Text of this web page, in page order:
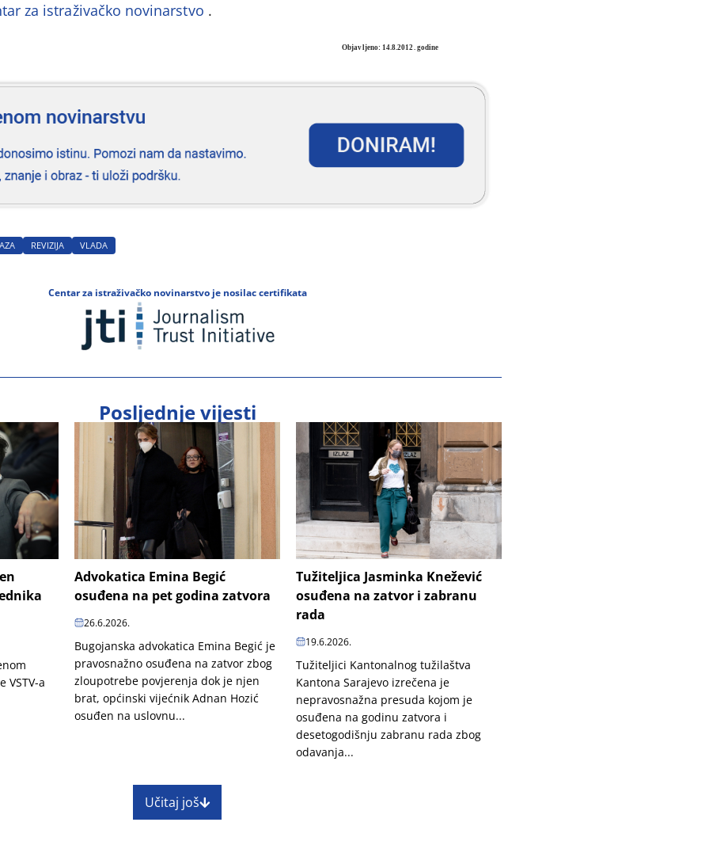
za istraživačko novinarstvo .
Objavljeno: 14.8.2012. godine
REVIZIJA VLADA
Centar za istraživačko novinarstvo je nosilac certifikata
Posljednje vijesti
VSTV-a
Advokatica Emina Begić
osuđena na pet godina zatvora
26.6.2026.
Bugojanska advokatica Emina Begić je
pravosnažno osuđena na zatvor zbog
zloupotrebe povjerenja dok je njen
brat, općinski vijećnik Adnan Hozić
osuđen na uslovnu...
Tužiteljica Jasminka Knežević
osuđena na zatvor i zabranu
rada
19.6.2026.
Tužiteljici Kantonalnog tužilaštva
Kantona Sarajevo izrečena je
nepravosnažna presuda kojom je
osuđena na godinu zatvora i
desetogodišnju zabranu rada zbog
odavanja...
Učitaj još